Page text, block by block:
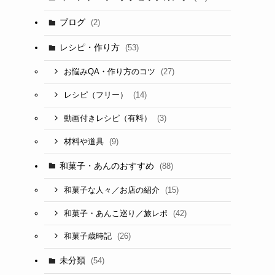
ブログ (2)
レシピ・作り方 (53)
お悩みQA・作り方のコツ (27)
レシピ（フリー） (14)
動画付きレシピ（有料） (3)
材料や道具 (9)
和菓子・あんのおすすめ (88)
和菓子な人々／お店の紹介 (15)
和菓子・あんこ巡り／旅レポ (42)
和菓子歳時記 (26)
未分類 (54)